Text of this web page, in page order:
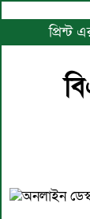
প্রিন্ট
অনলাইন